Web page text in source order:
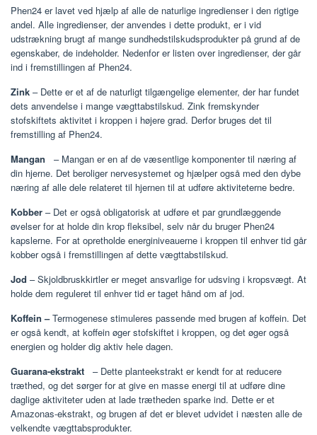
Phen24 er lavet ved hjælp af alle de naturlige ingredienser i den rigtige
andel. Alle ingredienser, der anvendes i dette produkt, er i vid
udstrækning brugt af mange sundhedstilskudsprodukter på grund af de
egenskaber, de indeholder. Nedenfor er listen over ingredienser, der går
ind i fremstillingen af ​​Phen24.
Zink – Dette er et af de naturligt tilgængelige elementer, der har fundet
dets anvendelse i mange vægttabstilskud. Zink fremskynder
stofskiftets aktivitet i kroppen i højere grad. Derfor bruges det til
fremstilling af Phen24.
Mangan – Mangan er en af ​​de væsentlige komponenter til næring af
din hjerne. Det beroliger nervesystemet og hjælper også med den dybe
næring af alle dele relateret til hjernen til at udføre aktiviteterne bedre.
Kobber – Det er også obligatorisk at udføre et par grundlæggende
øvelser for at holde din krop fleksibel, selv når du bruger Phen24
kapslerne. For at opretholde energiniveauerne i kroppen til enhver tid går
kobber også i fremstillingen af ​​dette vægttabstilskud.
Jod – Skjoldbruskkirtler er meget ansvarlige for udsving i kropsvægt. At
holde dem reguleret til enhver tid er taget hånd om af jod.
Koffein –Termogenese stimuleres passende med brugen af ​​koffein. Det
er også kendt, at koffein øger stofskiftet i kroppen, og det øger også
energien og holder dig aktiv hele dagen.
Guarana-ekstrakt – Dette planteekstrakt er kendt for at reducere
træthed, og det sørger for at give en masse energi til at udføre dine
daglige aktiviteter uden at lade trætheden sparke ind. Dette er et
Amazonas-ekstrakt, og brugen af ​​det er blevet udvidet i næsten alle de
velkendte vægttabsprodukter.